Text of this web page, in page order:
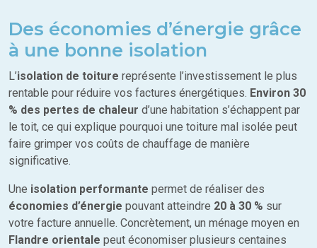
Des économies d’énergie grâce
à une bonne isolation
L’isolation de toiture représente l’investissement le plus
rentable pour réduire vos factures énergétiques. Environ 30
% des pertes de chaleur d’une habitation s’échappent par
le toit, ce qui explique pourquoi une toiture mal isolée peut
faire grimper vos coûts de chauffage de manière
significative.
Une isolation performante permet de réaliser des
économies d’énergie pouvant atteindre 20 à 30 % sur
votre facture annuelle. Concrètement, un ménage moyen en
Flandre orientale peut économiser plusieurs centaines